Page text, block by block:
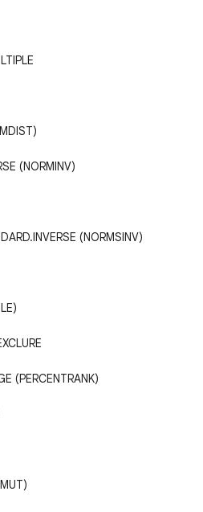
(NORMINV)
(NORMSINV)
(PERCENTRANK)